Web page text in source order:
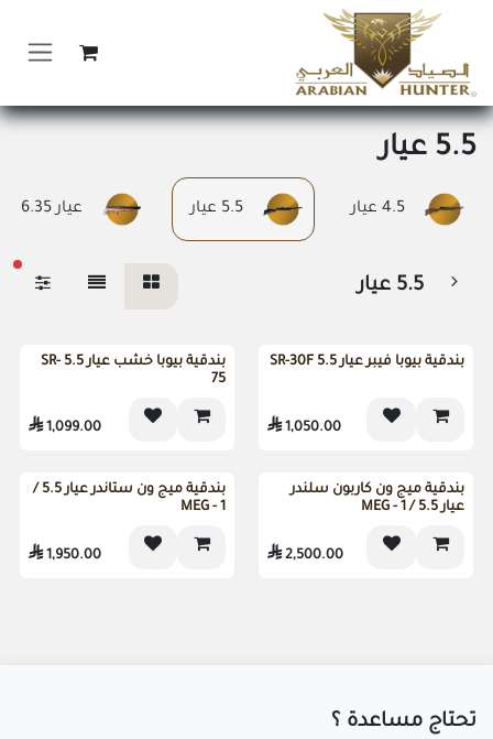
تخطي للذهاب إلى المحتوى
5.5 عيار
4.5 عيار 5.5 عيار عيار 6.35
5.5 عيار
هدية مرفقةبندقية بيوبا فيبر عيار 5.5 SR-30F
1,050.00

هدية مرفقة
بندقية بيوبا خشب عيار 5.5 SR-
75
1,099.00

هدية مرفقة
بندقية ميج ون كاربون سلندر
عيار 5.5 / MEG - 1
2,500.00

هدية مرفقة
بندقية ميج ون ستاندر عيار 5.5 /
MEG - 1
1,950.00

تحتاج مساعد​ة ؟